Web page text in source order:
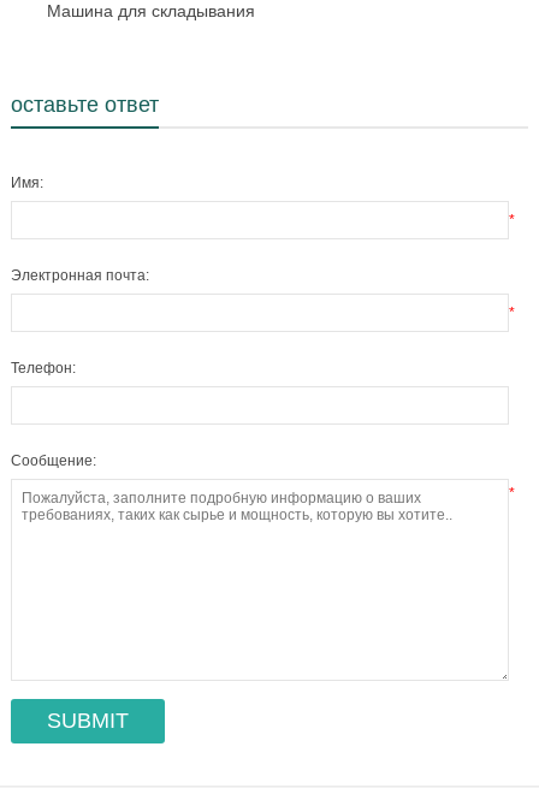
Машина для складывания
оставьте ответ
Имя:
*
Электронная почта:
*
Телефон:
Сообщение:
*